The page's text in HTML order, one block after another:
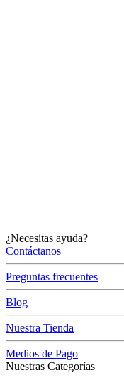
¿Necesitas ayuda?
Contáctanos
Preguntas frecuentes
Blog
Nuestra Tienda
Medios de Pago
Nuestras Categorías